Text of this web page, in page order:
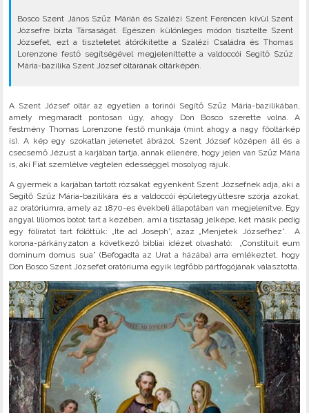
Bosco Szent János Szűz Márián és Szalézi Szent Ferencen kívül Szent
Józsefre bízta Társaságát. Egészen különleges módon tisztelte Szent
Józsefet, ezt a tiszteletet átörökítette a Szalézi Családra és Thomas
Lorenzone festő segítségével megjeleníttette a valdoccói Segítő Szűz
Mária-bazilika Szent József oltárának oltárképén.
A Szent József oltár az egyetlen a torinói Segítő Szűz Mária-bazilikában,
amely megmaradt pontosan úgy, ahogy Don Bosco szerette volna. A
festmény Thomas Lorenzone festő munkája (mint ahogy a nagy főoltárkép
is). A kép egy szokatlan jelenetet ábrázol: Szent József középen áll és a
csecsemő Jézust a karjában tartja, annak ellenére, hogy jelen van Szűz Mária
is, aki Fiát szemlélve végtelen édességgel mosolyog rájuk.
A gyermek a karjában tartott rózsákat egyenként Szent Józsefnek adja, aki a
Segítő Szűz Mária-bazilikára és a valdoccói épületegyüttesre szórja azokat,
az oratóriumra, amely az 1870-es évekbeli állapotában van megjelenítve. Egy
angyal liliomos botot tart a kezében, ami a tisztaság jelképe, két másik pedig
egy föliratot tart fölöttük: „Ite ad Joseph”, azaz „Menjetek Józsefhez”. A
korona-párkányzaton a következő bibliai idézet olvasható: „Constituit eum
dominum domus sua” (Befogadta az Urat a házába) arra emlékeztet, hogy
Don Bosco Szent Józsefet oratóriuma egyik legfőbb pártfogójának választotta.